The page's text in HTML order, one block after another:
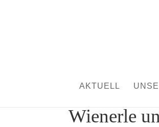
AKTUELL
Wienerle